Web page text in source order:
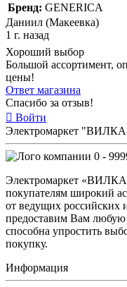
Бренд: GENERICA
Даниил (Макеевка)
1 г. назад
Хороший выбор
Большой ассортимент,
цены!
Ответ магазина
Спасибо за отзыв!
Войти
Электромаркет
0 -
Электромаркет
покупателям широкий
от ведущих
предоставим Вам
способна упростить
покупку.
Информация